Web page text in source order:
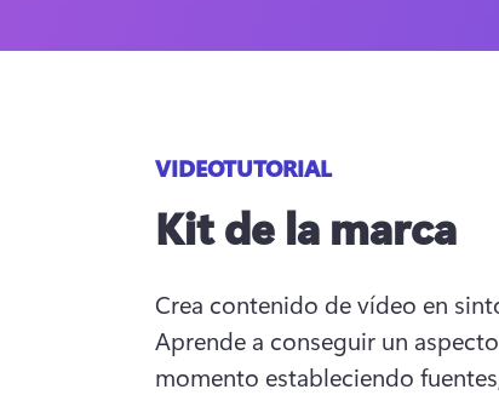
VIDEOTUTORIAL
Kit de la marca
Crea contenido de vídeo en
Aprende a conseguir un
momento estableciendo